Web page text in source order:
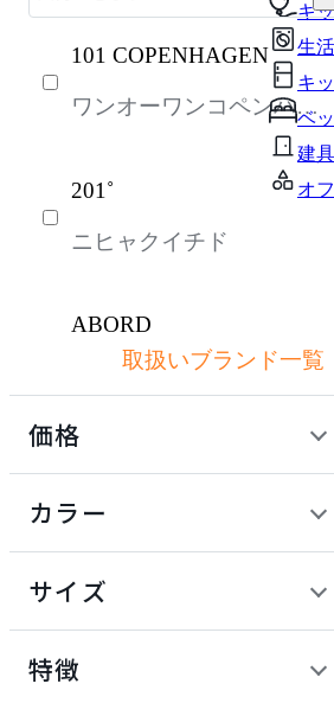
キ
生
キ
ベ
建具
オ
ソファ
チェア・椅子
収納家具
パーソナルブース・集中ブース
キッズ家具
オフプライス什器
101 COPENHAGEN
ワンオーワンコペンハー
201˚
ニヒャクイチド
ABORD
アボール
アクメファニチャー
ADAL
取扱いブランド一覧
価格
カラー
サイズ
特徴